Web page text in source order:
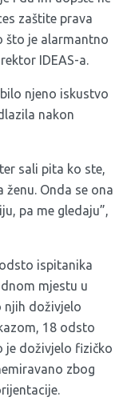
zaštite prava
što je alarmantno
IDEAS-a.
njeno iskustvo
nakon
sali pita ko ste,
ženu. Onda se ona
pa me gledaju”,
ispitanika
mjestu u
njih doživjelo
18 odsto
je doživjelo fizičko
zbog